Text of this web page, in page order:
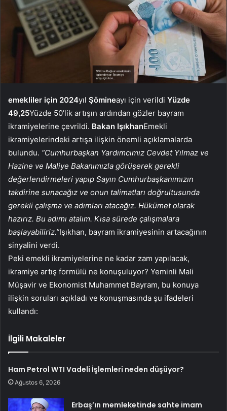
emekliler için 2024yıl Şömineayı için verildi Yüzde
49,25Yüzde 50’lik artışın ardından gözler bayram
ikramiyelerine çevrildi. Bakan IşıkhanEmekli
ikramiyelerindeki artışa ilişkin önemli açıklamalarda
bulundu. “Cumhurbaşkan Yardımcımız Cevdet Yılmaz ve
Hazine ve Maliye Bakanımızla görüşerek gerekli
değerlendirmeleri yapıp Sayın Cumhurbaşkanımızın
takdirine sunacağız ve onun talimatları doğrultusunda
gerekli çalışma ve adımları atacağız. Hükümet olarak
hazırız. Bu adımı atalım. Kısa sürede çalışmalara
başlayabiliriz.”Işıkhan, bayram ikramiyesinin artacağının
sinyalini verdi.
Peki emekli ikramiyelerine ne kadar zam yapılacak,
ikramiye artış formülü ne konuşuluyor? Yeminli Mali
Müşavir ve Ekonomist Muhammet Bayram, bu konuya
ilişkin soruları açıkladı ve konuşmasında şu ifadeleri
kullandı:
İlgili Makaleler
Ham Petrol WTI Vadeli İşlemleri neden düşüyor?
Ağustos 6, 2026
Erbaş’ın memleketinde sahte imam